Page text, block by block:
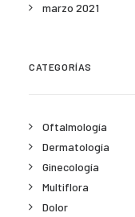
marzo 2021
CATEGORÍAS
Oftalmología
Dermatología
Ginecología
Multiflora
Dolor